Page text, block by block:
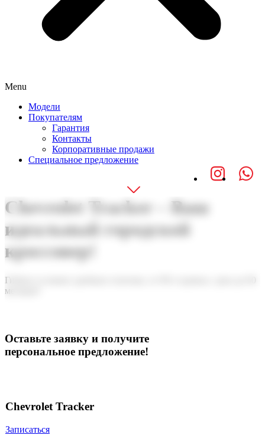
Menu
Модели
Покупателям
Гарантия
Контакты
Корпоративные продажи
Специальное предложение
Chevrolet Tracker – Ваш
идеальный городской
кроссовер!
Гибкие условия: удобные платежи, от 8% годовых, срок до 60
месяцев!
Оставьте заявку и получите
персональное предложение!
Chevrolet Tracker
Записаться